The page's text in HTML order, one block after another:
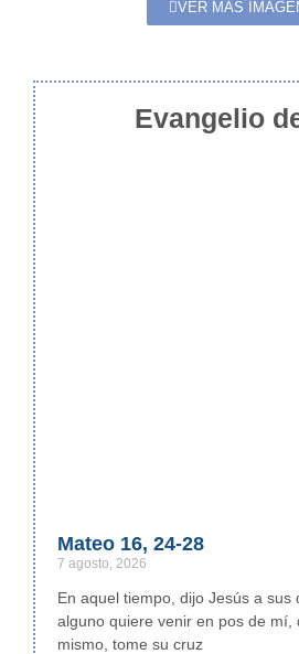
VER MÁS
Evangelio
Mateo 16, 24-28
7 agosto, 2026
En aquel tiempo, dijo Jesús a sus
alguno quiere venir en pos de mí,
mismo, tome su cruz